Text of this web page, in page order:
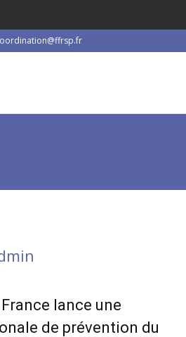
lance une
de prévention du